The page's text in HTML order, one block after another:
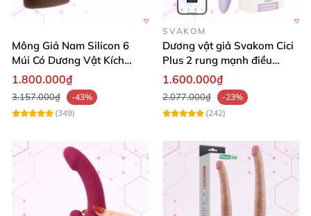
Mông Giả Nam Silicon 6
Múi Có Dương Vật Kích
Thước Lớn Hấp Dẫn
1.800.000₫
3.157.000₫
-43%
(349)
SVAKOM
Dương vật giả Svakom Cici
Plus 2 rung mạnh điều
khiển App an toàn
1.600.000₫
2.077.000₫
-23%
(242)